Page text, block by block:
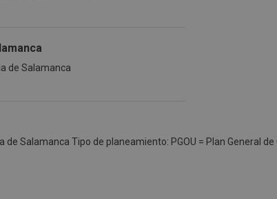
de Salamanca
Salamanca Tipo de planeamiento: PGOU = Plan General de